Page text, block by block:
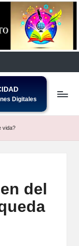
Digitales
vida?
del